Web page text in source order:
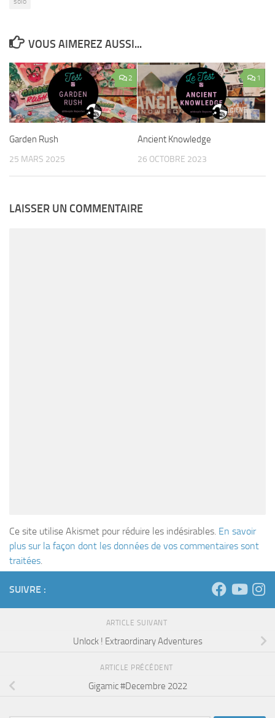
VOUS AIMEREZ AUSSI...
2
Garden Rush
25 MARS 2025
1
Ancient Knowledge
26 OCTOBRE 2023
LAISSER UN COMMENTAIRE
Ce site utilise Akismet pour réduire les indésirables. En savoir
plus sur la façon dont les données de vos commentaires sont
traitées.
SUIVRE :
ARTICLE SUIVANT
Unlock ! Extraordinary Adventures
ARTICLE PRÉCÉDENT
Gigamic #Decembre 2022